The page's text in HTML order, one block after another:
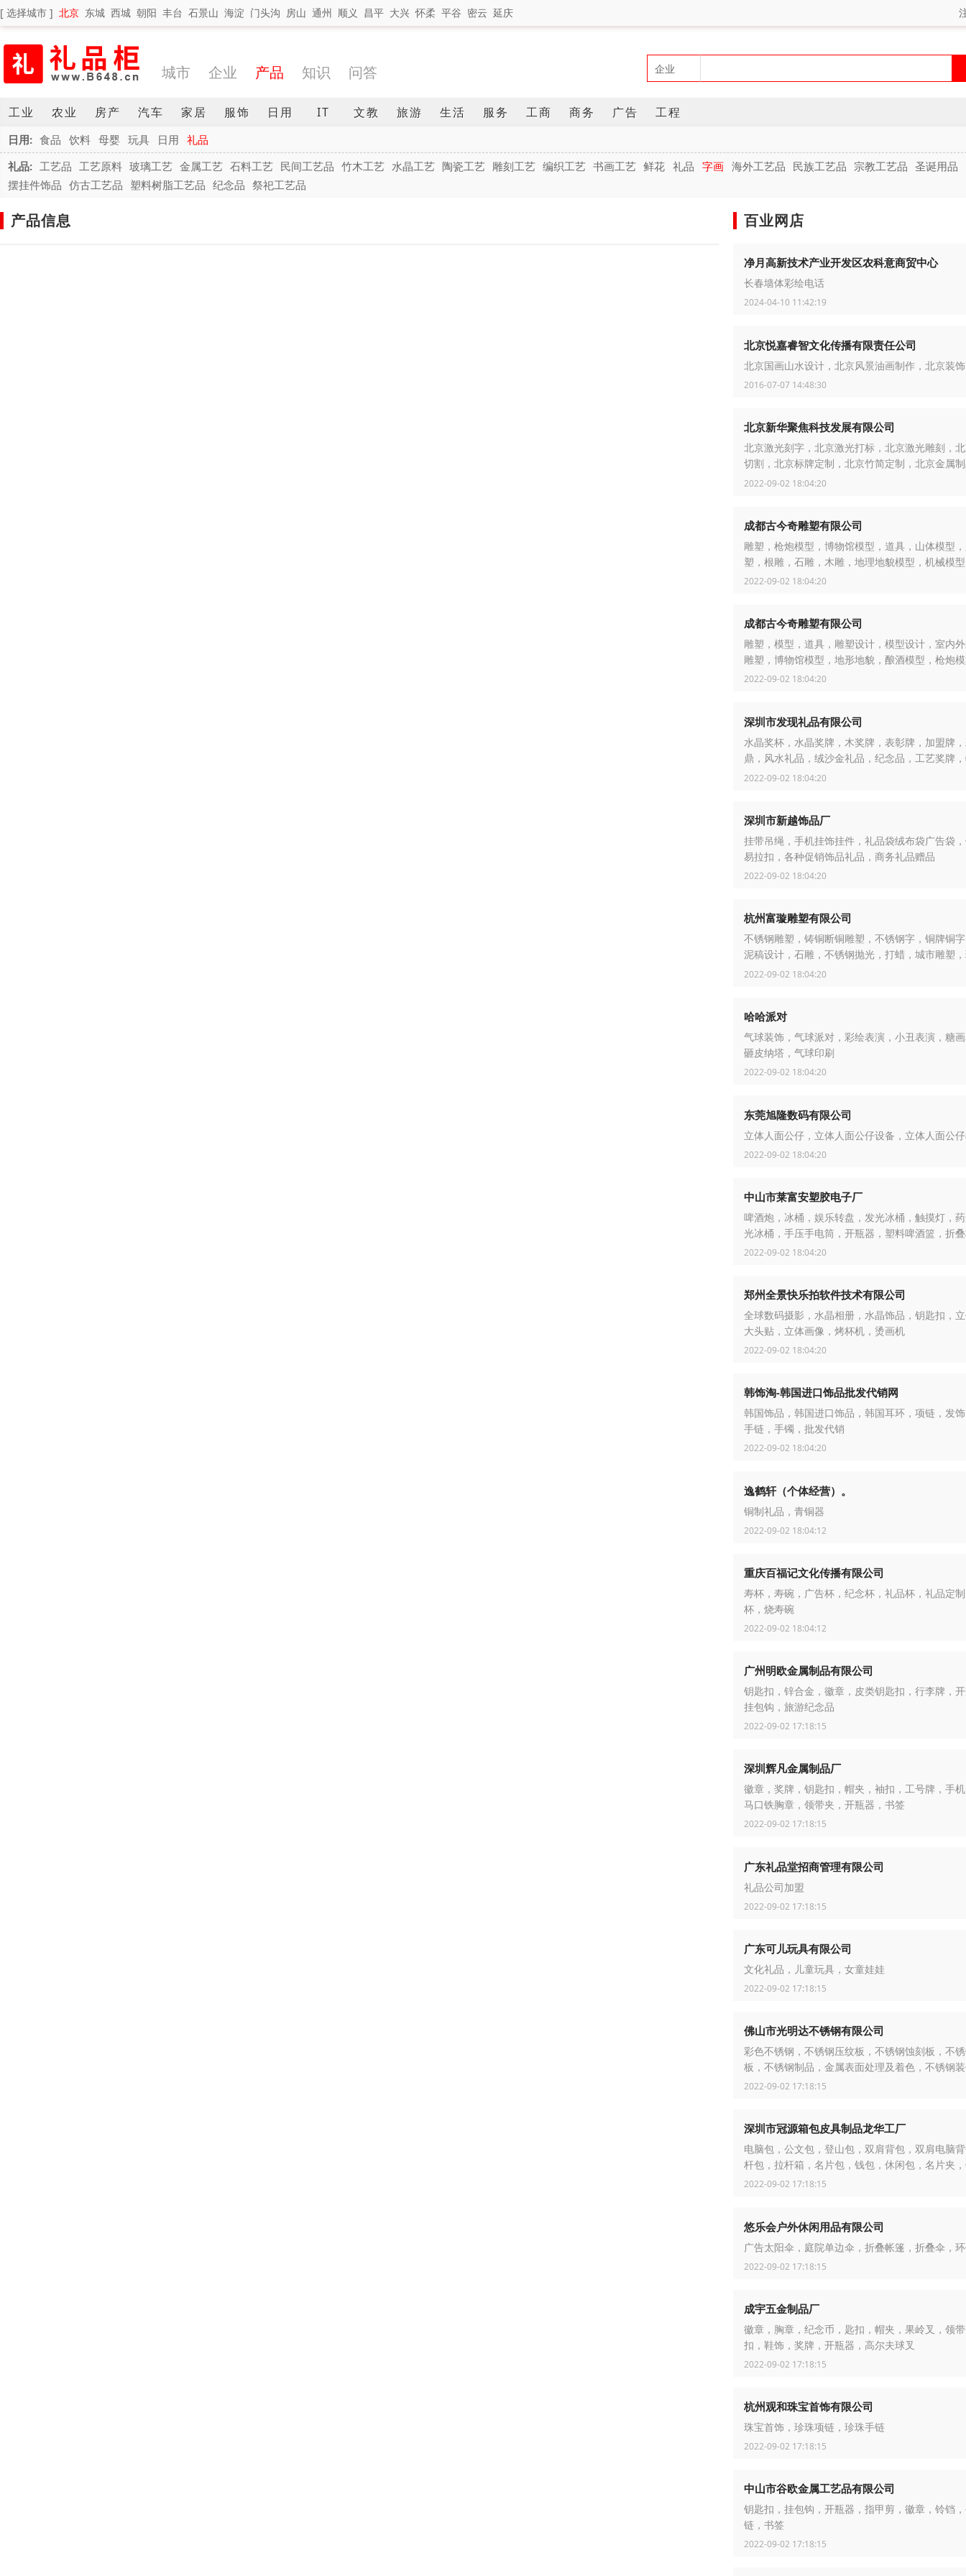
[ 选择城市 ] 北京 东城 西城 朝阳 丰台 石景山 海淀 门头沟 房山 通州 顺义 昌平 大兴 怀柔 平谷 密云 延庆
城市 企业 产品 知识 问答
工业 农业 房产 汽车 家居 服饰 日用 IT 文教 旅游 生活 服务 工商 商务 广告 工程
日用: 食品 饮料 母婴 玩具 日用 礼品
礼品: 工艺品 工艺原料 玻璃工艺 金属工艺 石料工艺 民间工艺品 竹木工艺 水晶工艺 陶瓷工艺 雕刻工艺 编织工艺 书画工艺 鲜花 礼品 字画 海外工艺品 民族工艺品 宗教工艺品 圣诞用品
摆挂件饰品 仿古工艺品 塑料树脂工艺品 纪念品 祭祀工艺品
产品信息 百业网店
净月高新技术产业开发区农科意商贸中心
长春墙体彩绘电话
2024-04-10 11:42:19
北京悦嘉睿智文化传播有限责任公司
北京国画山水设计，北京风景油画制作，北京装
2016-07-07 14:48:30
北京新华聚焦科技发展有限公司
北京激光刻字，北京激光打标，北京激光雕刻，
切割，北京标牌定制，北京竹简定制，北京金属
工，北京皮革激光打标，北京木制品加工，北京
2022-09-02 18:04:20
成都古今奇雕塑有限公司
雕塑，枪炮模型，博物馆模型，道具，山体模型
塑，根雕，石雕，木雕，地理地貌模型，机械模型
2022-09-02 18:04:20
成都古今奇雕塑有限公司
雕塑，模型，道具，雕塑设计，模型设计，室内
雕塑，博物馆模型，地形地貌，酿酒模型，枪炮
2022-09-02 18:04:20
深圳市发现礼品有限公司
水晶奖杯，水晶奖牌，木奖牌，表彰牌，加盟牌
鼎，风水礼品，绒沙金礼品，纪念品，工艺奖牌
牌，红木奖牌
2022-09-02 18:04:20
深圳市新越饰品厂
挂带吊绳，手机挂饰挂件，礼品袋绒布袋广告袋
易拉扣，各种促销饰品礼品，商务礼品赠品
2022-09-02 18:04:20
杭州富璇雕塑有限公司
不锈钢雕塑，铸铜断铜雕塑，不锈钢字，铜牌铜
泥稿设计，石雕，不锈钢抛光，打蜡，城市雕塑
雕塑，泥塑制作
2022-09-02 18:04:20
哈哈派对
气球装饰，气球派对，彩绘表演，小丑表演，糖
砸皮纳塔，气球印刷
2022-09-02 18:04:20
东莞旭隆数码有限公司
立体人面公仔，立体人面公仔设备，立体人面公
2022-09-02 18:04:20
中山市莱富安塑胶电子厂
啤酒炮，冰桶，娱乐转盘，发光冰桶，触摸灯，
光冰桶，手压手电筒，开瓶器，塑料啤酒篮，折
2022-09-02 18:04:20
郑州全景快乐拍软件技术有限公司
全球数码摄影，水晶相册，水晶饰品，钥匙扣，
大头贴，立体画像，烤杯机，烫画机
2022-09-02 18:04:20
韩饰淘-韩国进口饰品批发代销网
韩国饰品，韩国进口饰品，韩国耳环，项链，发
手链，手镯，批发代销
2022-09-02 18:04:20
逸鹤轩（个体经营）。
铜制礼品，青铜器
2022-09-02 18:04:12
重庆百福记文化传播有限公司
寿杯，寿碗，广告杯，纪念杯，礼品杯，礼品定
杯，烧寿碗
2022-09-02 18:04:12
广州明欧金属制品有限公司
钥匙扣，锌合金，徽章，皮类钥匙扣，行李牌，
挂包钩，旅游纪念品
2022-09-02 17:18:15
深圳辉凡金属制品厂
徽章，奖牌，钥匙扣，帽夹，袖扣，工号牌，手
马口铁胸章，领带夹，开瓶器，书签
2022-09-02 17:18:15
广东礼品堂招商管理有限公司
礼品公司加盟
2022-09-02 17:18:15
广东可儿玩具有限公司
文化礼品，儿童玩具，女童娃娃
2022-09-02 17:18:15
佛山市光明达不锈钢有限公司
彩色不锈钢，不锈钢压纹板，不锈钢蚀刻板，不
板，不锈钢制品，金属表面处理及着色，不锈钢
2022-09-02 17:18:15
深圳市冠源箱包皮具制品龙华工厂
电脑包，公文包，登山包，双肩背包，双肩电脑
杆包，拉杆箱，名片包，钱包，休闲包，名片夹
2022-09-02 17:18:15
悠乐会户外休闲用品有限公司
广告太阳伞，庭院单边伞，折叠帐篷，折叠伞，
2022-09-02 17:18:15
成宇五金制品厂
徽章，胸章，纪念币，匙扣，帽夹，果岭叉，领
扣，鞋饰，奖牌，开瓶器，高尔夫球叉
2022-09-02 17:18:15
杭州观和珠宝首饰有限公司
珠宝首饰，珍珠项链，珍珠手链
2022-09-02 17:18:15
中山市谷欧金属工艺品有限公司
钥匙扣，挂包钩，开瓶器，指甲剪，徽章，铃铛
链，书签
2022-09-02 17:18:15